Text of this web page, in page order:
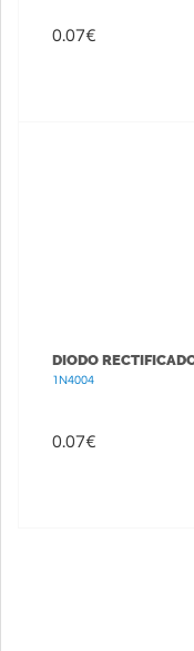
0.07€
DIODO
1N4004
0.07€